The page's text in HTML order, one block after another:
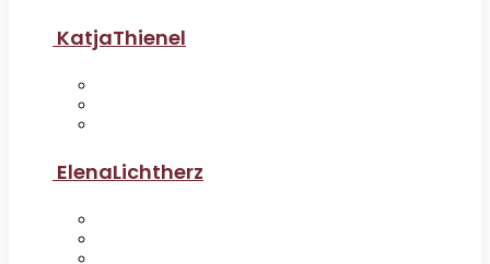
KatjaThienel
ElenaLichtherz